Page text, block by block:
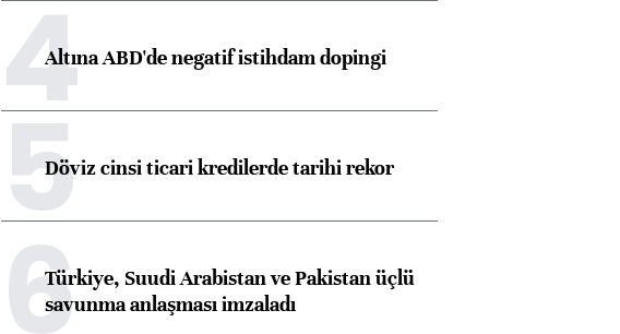
4Altına ABD'de negatif istihdam dopingi
5Döviz cinsi ticari kredilerde tarihi rekor
6Türkiye, Suudi Arabistan ve Pakistan üçlü
savunma anlaşması imzaladı